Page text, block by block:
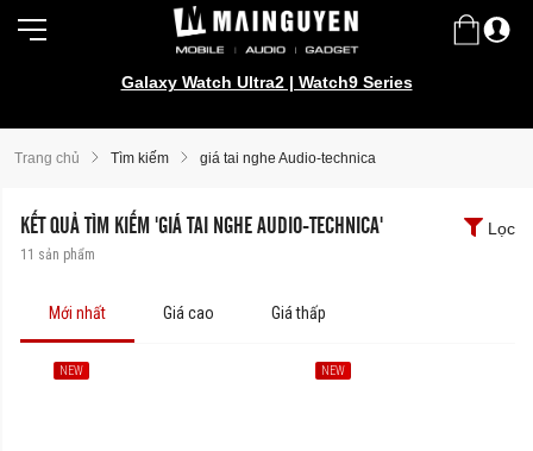
Galaxy Watch Ultra2 | Watch9 Series
Trang chủ Tìm kiếm giá tai nghe Audio-technica
KẾT QUẢ TÌM KIẾM 'GIÁ TAI NGHE AUDIO-TECHNICA'
11 sản phẩm
Lọc
Mới nhất Giá cao Giá thấp
NEW NEW